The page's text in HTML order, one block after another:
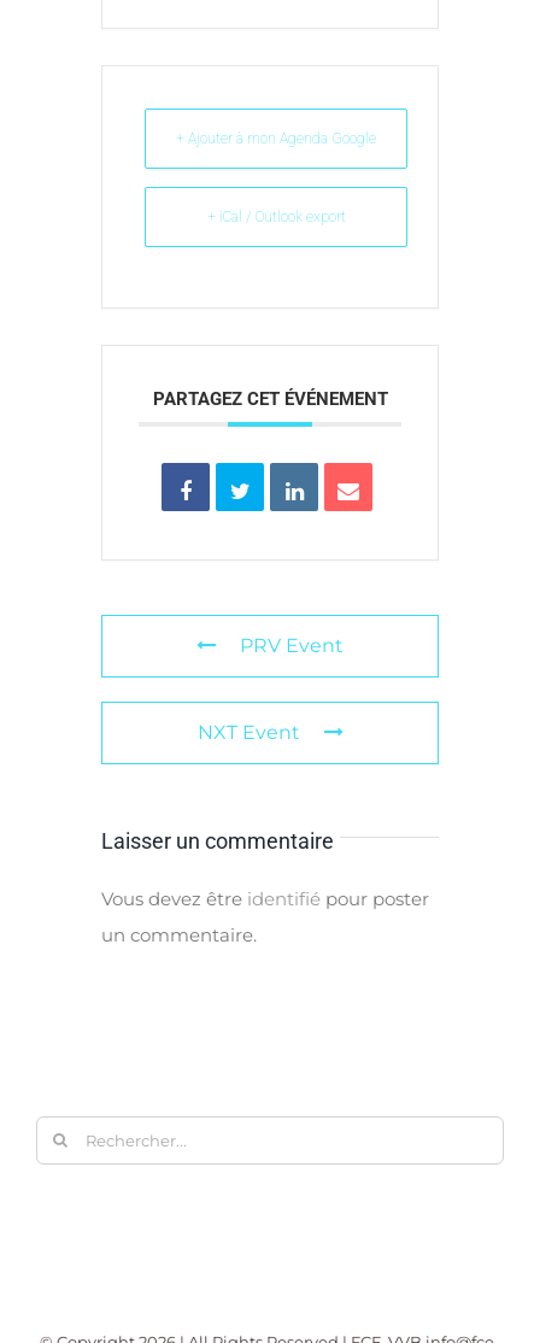
+ Ajouter à mon Agenda Google
+ iCal / Outlook export
PARTAGEZ CET ÉVÉNEMENT
PRV Event
NXT Event
Laisser un commentaire
Vous devez être identifié pour poster
un commentaire.
Rechercher: